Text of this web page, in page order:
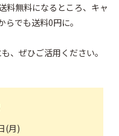
料無料になるところ、キャ
でも送料0円に。
、ぜひご活用ください。
(月)